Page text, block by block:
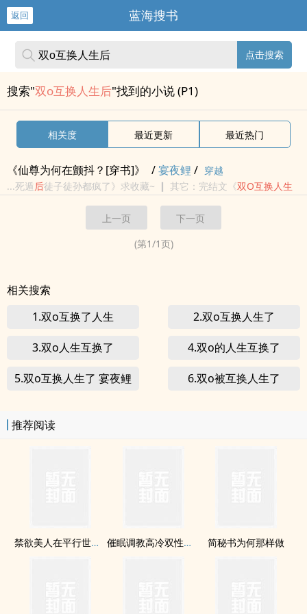
返回 蓝海搜书
点击搜索
搜索"双o互换人生后"找到的小说 (P1)
相关度 最近更新 最近热门
《仙尊为何在颤抖？[穿书]》 /宴夜鲤 / 穿越
...死遁后徒子徒孙都疯了》求收藏~ ┃ 其它：完结文《双O互换人生
了》《向导他真的不想卷》专栏可见 一句话简介：还跪下来给我
)！ 立意：幸福要靠 手去争取
上一页
下一页
(第1/1页)
相关搜索
1.双o互换了人生
2.双o互换人生了
3.双o人生互换了 4.双o的人生互换了
5.双o互换人生了 宴夜鲤 6.双o被互换人生了
推荐阅读
禁欲美人在平行世界被疼爱到哭啼啼 催眠调教高冷双性美人室友 简秘书为何那样做